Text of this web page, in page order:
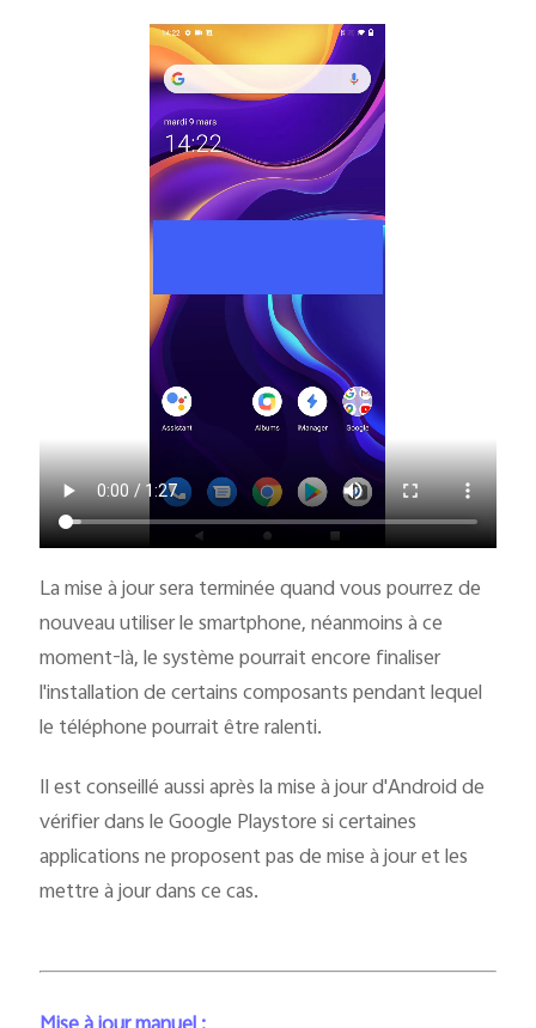
La mise à jour sera terminée quand vous pourrez de
nouveau utiliser le smartphone, néanmoins à ce
moment-là, le système pourrait encore finaliser
l'installation de certains composants pendant lequel
le téléphone pourrait être ralenti.
Il est conseillé aussi après la mise à jour d'Android de
vérifier dans le Google Playstore si certaines
applications ne proposent pas de mise à jour et les
mettre à jour dans ce cas.